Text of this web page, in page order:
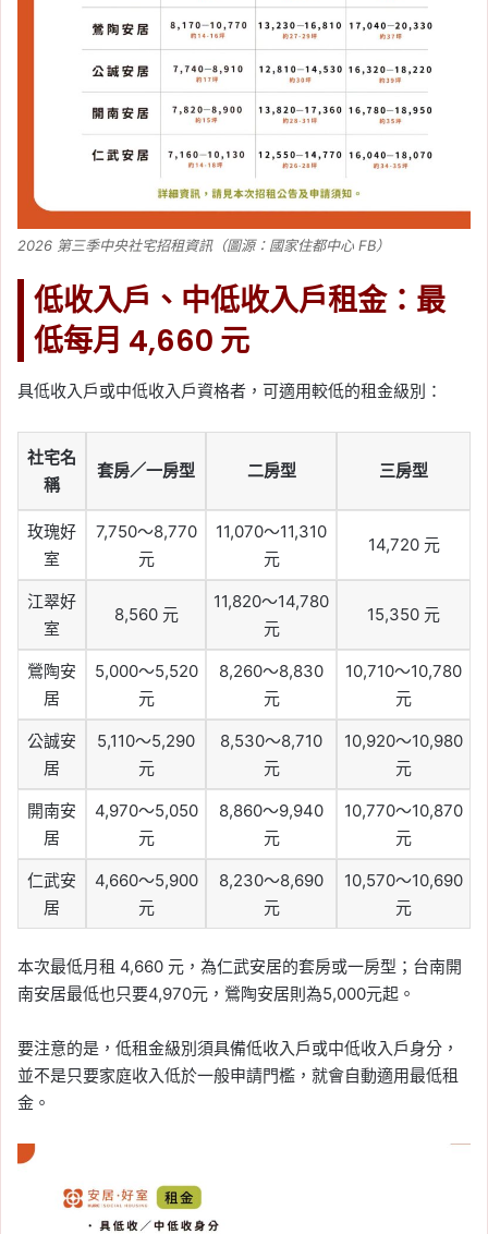
2026 第三季中央社宅招租資訊（圖源：國家住都中心 FB）
低收入戶、中低收入戶租金：最
低每月 4,660 元
具低收入戶或中低收入戶資格者，可適用較低的租金級別：
社宅名
稱
套房／一房型 二房型 三房型
玫瑰好
室
7,750～8,770
元
11,070～11,310
元
14,720 元
江翠好
室
8,560 元
11,820～14,780
元
15,350 元
鶯陶安
居
5,000～5,520
元
8,260～8,830
元
10,710～10,780
元
公誠安
居
5,110～5,290
元
8,530～8,710
元
10,920～10,980
元
開南安
居
4,970～5,050
元
8,860～9,940
元
10,770～10,870
元
仁武安
居
4,660～5,900
元
8,230～8,690
元
10,570～10,690
元
本次最低月租 4,660 元，為仁武安居的套房或一房型；台南開
南安居最低也只要4,970元，鶯陶安居則為5,000元起。
要注意的是，低租金級別須具備低收入戶或中低收入戶身分，
並不是只要家庭收入低於一般申請門檻，就會自動適用最低租
金。